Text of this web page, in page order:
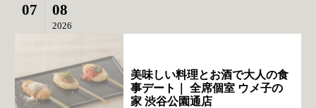
07 08
2026
美味しい料理とお酒で大人の食
事デート｜ 全席個室 ウメ子の
家 渋谷公園通店